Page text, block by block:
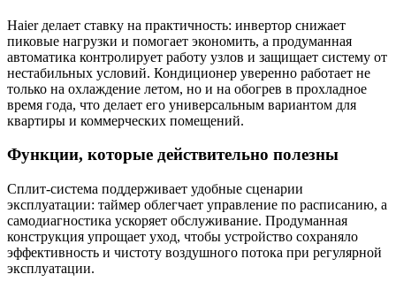
Haier делает ставку на практичность: инвертор снижает
пиковые нагрузки и помогает экономить, а продуманная
автоматика контролирует работу узлов и защищает систему от
нестабильных условий. Кондиционер уверенно работает не
только на охлаждение летом, но и на обогрев в прохладное
время года, что делает его универсальным вариантом для
квартиры и коммерческих помещений.
Функции, которые действительно полезны
Сплит-система поддерживает удобные сценарии
эксплуатации: таймер облегчает управление по расписанию, а
самодиагностика ускоряет обслуживание. Продуманная
конструкция упрощает уход, чтобы устройство сохраняло
эффективность и чистоту воздушного потока при регулярной
эксплуатации.